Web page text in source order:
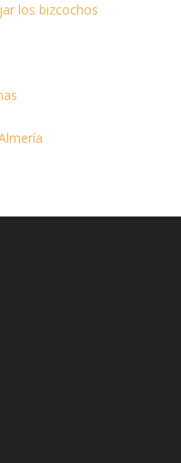
los bizcochos